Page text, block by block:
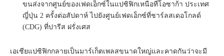
ขนส่งจากศูนย์ของเฟดเอ็กซ์ในแปซิฟิกเหนือที่โอซาก้า ประเทศ
ญี่ปุ่น 2 ครั้งต่อสัปดาห์ ไปยังศูนย์เฟดเอ็กซ์ที่ชาร์ลสเดอโกลด์
(CDG) ที่ปารีส ฝรั่งเศส
เอเชียแปซิฟิกกลายเป็นมาร์เก็ตเพลสขนาดใหญ่และคาดกันว่าจะมี